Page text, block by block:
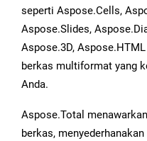
seperti Aspose.Cells,
Aspose.Slides,
Aspose.3D,
berkas multiformat yang
Anda.
Aspose.Total
berkas,